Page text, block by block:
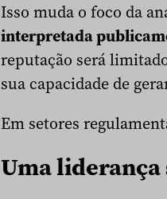
Isso muda o foco da
interpretada
reputação será
sua capacidade de
Em setores
Uma